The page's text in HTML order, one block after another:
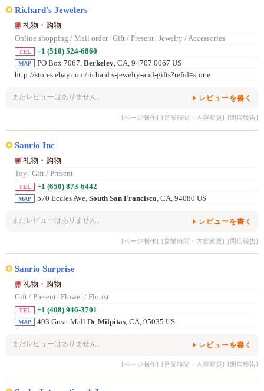
Richard's Jewelers
礼物・购物
Online shopping / Mail order/ Gift / Present / Jewelry / Accessories
TEL +1 (510) 524-6860
MAP PO Box 7067, Berkeley , CA, 94707 0067 US
http://stores.ebay.com/richard s-jewelry-and-gifts?refid=stor e
まだレビューはありません。 レビューを書く
[ページ制作] [営業時間・内容変更] [閉店報告]
Sanrio Inc
礼物・购物
Toy / Gift / Present
TEL +1 (650) 873-6442
MAP 570 Eccles Ave, South San Francisco, CA, 94080 US
まだレビューはありません。 レビューを書く
[ページ制作] [営業時間・内容変更] [閉店報告]
Sanrio Surprise
礼物・购物
Gift / Present/ Flower / Florist
TEL +1 (408) 946-3701
MAP 493 Great Mall Dr, Milpitas, CA, 95035 US
まだレビューはありません。 レビューを書く
[ページ制作] [営業時間・内容変更] [閉店報告]